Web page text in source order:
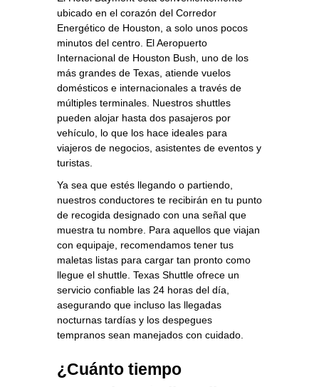
ubicado en el corazón del Corredor
Energético de Houston, a solo unos pocos
minutos del centro. El Aeropuerto
Internacional de Houston Bush, uno de los
más grandes de Texas, atiende vuelos
domésticos e internacionales a través de
múltiples terminales. Nuestros shuttles
pueden alojar hasta dos pasajeros por
vehículo, lo que los hace ideales para
viajeros de negocios, asistentes de eventos y
turistas.
Ya sea que estés llegando o partiendo,
nuestros conductores te recibirán en tu punto
de recogida designado con una señal que
muestra tu nombre. Para aquellos que viajan
con equipaje, recomendamos tener tus
maletas listas para cargar tan pronto como
llegue el shuttle. Texas Shuttle ofrece un
servicio confiable las 24 horas del día,
asegurando que incluso las llegadas
nocturnas tardías y los despegues
tempranos sean manejados con cuidado.
¿Cuánto tiempo